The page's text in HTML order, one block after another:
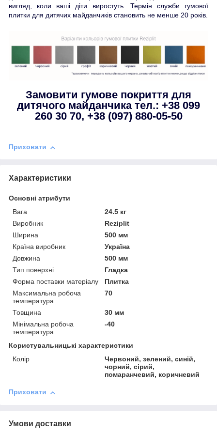
вигляд, коли ваші діти виростуть. Термін служби гумової
плитки для дитячих майданчиків становить не менше 20 років.
Замовити гумове покриття для
дитячого майданчика тел.: +38 099
260 30 70, +38 (097) 880-05-50
Приховати
Характеристики
Основні атрибути
Вага
24.5 кг
Виробник
Reziplit
Ширина
500 мм
Країна виробник
Україна
Довжина
500 мм
Тип поверхні
Гладка
Форма поставки матеріалу
Плитка
Максимальна робоча
температура
70
Товщина
30 мм
Мінімальна робоча
температура
-40
Користувальницькі характеристики
Колір
Червоний, зелений, синій,
чорний, сірий,
помаранчевий, коричневий
Приховати
Умови доставки